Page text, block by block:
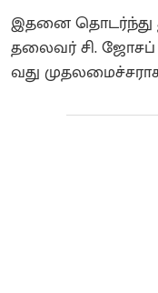
இதனை தொடர்ந்து
தலைவர் சி. ஜோசப்
வது